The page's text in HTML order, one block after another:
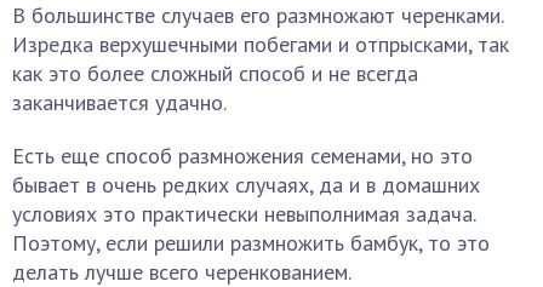
В большинстве случаев его размножают черенками.
Изредка верхушечными побегами и отпрысками, так
как это более сложный способ и не всегда
заканчивается удачно.
Есть еще способ размножения семенами, но это
бывает в очень редких случаях, да и в домашних
условиях это практически невыполнимая задача.
Поэтому, если решили размножить бамбук, то это
делать лучше всего черенкованием.